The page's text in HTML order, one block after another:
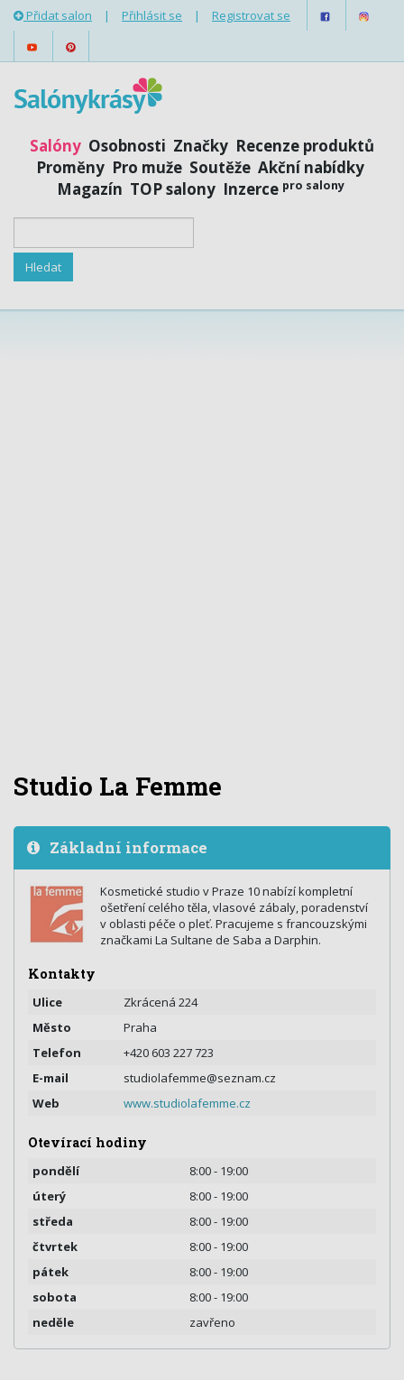
Přidat salon | Přihlásit se | Registrovat se
Salóny Osobnosti Značky Recenze produktů
Proměny Pro muže Soutěže Akční nabídky
Magazín TOP salony Inzerce pro salony
Studio La Femme
Základní informace
Kosmetické studio v Praze 10 nabízí kompletní
ošetření celého těla, vlasové zábaly, poradenství
v oblasti péče o pleť. Pracujeme s francouzskými
značkami La Sultane de Saba a Darphin.
Kontakty
Ulice
Zkrácená 224
Město
Praha
Telefon
+420 603 227 723
E-mail
studiolafemme@seznam.cz
Web
www.studiolafemme.cz
Otevírací hodiny
pondělí
8:00 - 19:00
úterý
8:00 - 19:00
středa
8:00 - 19:00
čtvrtek
8:00 - 19:00
pátek
8:00 - 19:00
sobota
8:00 - 19:00
neděle
zavřeno